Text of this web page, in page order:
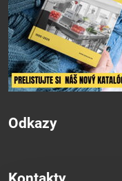
Odkazy